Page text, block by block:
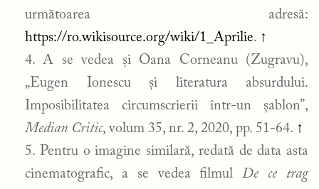
următoarea adresă:
https://ro.wikisource.org/wiki/1_Aprilie. ↑
A se vedea și Oana Corneanu (Zugravu),
„Eugen Ionescu și literatura absurdului.
Imposibilitatea circumscrierii într-un șablon”,
Median Critic, volum 35, nr. 2, 2020, pp. 51-64. ↑
Pentru o imagine similară, redată de data asta
cinematografic, a se vedea filmulDe ce trag